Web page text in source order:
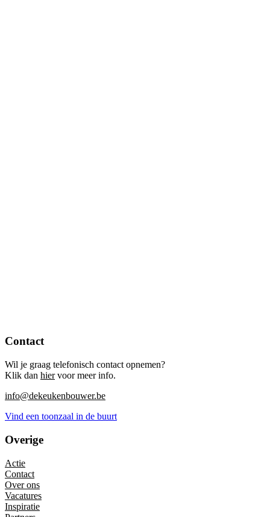
Contact
Wil je graag telefonisch contact opnemen?
Klik dan hiervoor meer info.
info@dekeukenbouwer.be
Vind een toonzaal in de buurt
Overige
Actie
Contact
Over ons
Vacatures
Inspiratie